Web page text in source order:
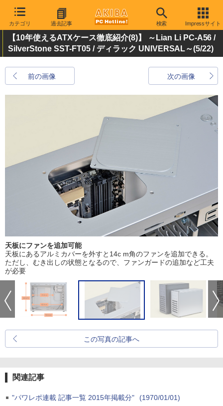
カテゴリ 過去記事 検索 Impressサイト
【10年使えるATXケース徹底紹介(8)】 ～Lian Li PC-A56 /
SilverStone SST-FT05 / ディラック UNIVERSAL～(5/22)
前の画像 次の画像
天板にファンを追加可能
天板にあるアルミカバーを外すと14c m角のファンを追加できる。
ただし、むき出しの状態となるので、ファンガードの追加など工夫
が必要
この写真の記事へ
関連記事
"パワレポ連載 記事一覧 2015年掲載分"
(1970/01/01)